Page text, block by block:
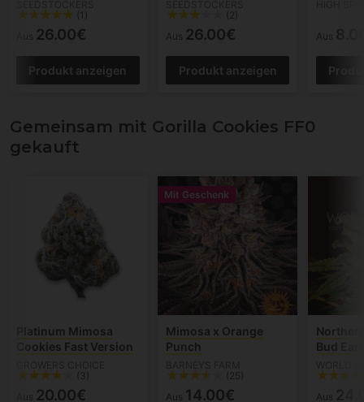
(1)
26.00€
Produkt anzeigen
(2)
Aus 26.00€
Produkt anzeigen
Aus
Gemeinsam mit Gorilla Cookies FF0
gekauft
Platinum Mimosa
Cookies Fast Version
(3)
20.00€
Mit Geschenk
Mimosa x Orange
Punch
(25)
Aus 14.00€
Bud
Aus